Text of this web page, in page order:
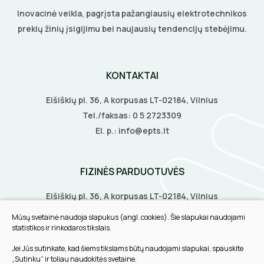
Inovacinė veikla, pagrįsta pažangiausių elektrotechnikos
prekių žinių įsigijimu bei naujausių tendencijų stebėjimu.
KONTAKTAI
Eišiškių pl. 36, A korpusas LT-02184, Vilnius
Tel./faksas: 0 5 2723309
El. p.: info@epts.lt
FIZINĖS PARDUOTUVĖS
Eišiškių pl. 36, A korpusas LT-02184, Vilnius
Biruliškių g. 8, LT-52168, Kaunas
Tilžės g. 60, LT-91108, Klaipėda
INFORMACIJA
Mūsų svetainė naudoja slapukus (angl. cookies). Šie slapukai naudojami
statistikos ir rinkodaros tikslais.
Jei Jūs sutinkate, kad šiems tikslams būtų naudojami slapukai, spauskite
„Sutinku“ ir toliau naudokitės svetaine.